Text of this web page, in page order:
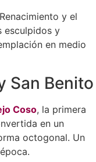
y el
esculpidos y
en medio
San Benito
Coso, la primera
en un
octogonal. Un